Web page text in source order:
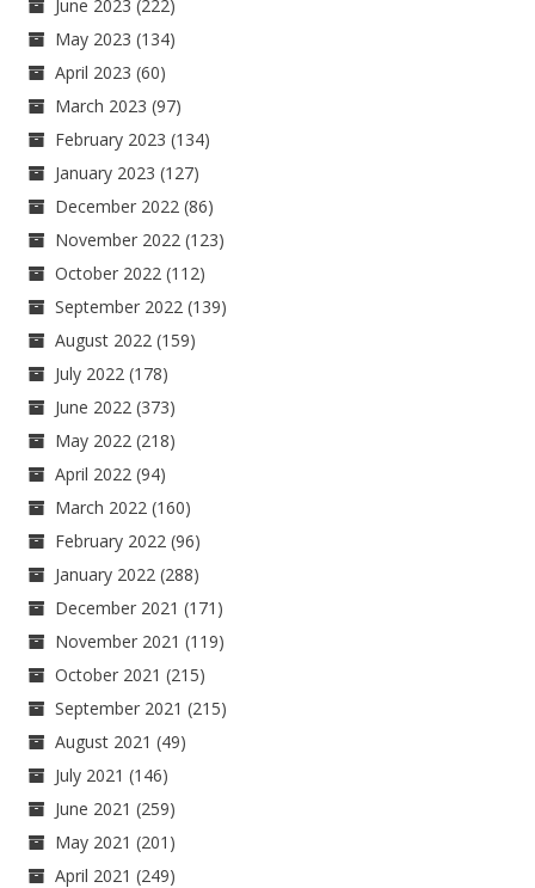
June 2023 (222)
May 2023 (134)
April 2023 (60)
March 2023 (97)
February 2023 (134)
January 2023 (127)
December 2022 (86)
November 2022 (123)
October 2022 (112)
September 2022 (139)
August 2022 (159)
July 2022 (178)
June 2022 (373)
May 2022 (218)
April 2022 (94)
March 2022 (160)
February 2022 (96)
January 2022 (288)
December 2021 (171)
November 2021 (119)
October 2021 (215)
September 2021 (215)
August 2021 (49)
July 2021 (146)
June 2021 (259)
May 2021 (201)
April 2021 (249)